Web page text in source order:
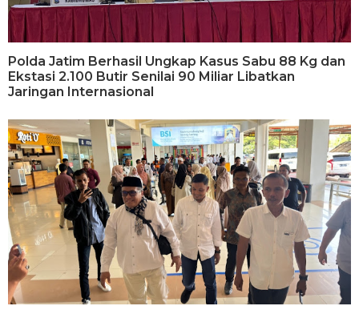
Polda Jatim Berhasil Ungkap Kasus Sabu 88 Kg dan
Ekstasi 2.100 Butir Senilai 90 Miliar Libatkan
Jaringan Internasional